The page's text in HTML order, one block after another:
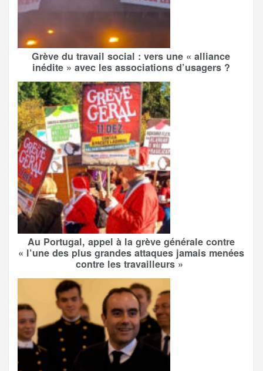
Grève du travail social : vers une « alliance
inédite » avec les associations d’usagers ?
Au Portugal, appel à la grève générale contre
« l’une des plus grandes attaques jamais menées
contre les travailleurs »